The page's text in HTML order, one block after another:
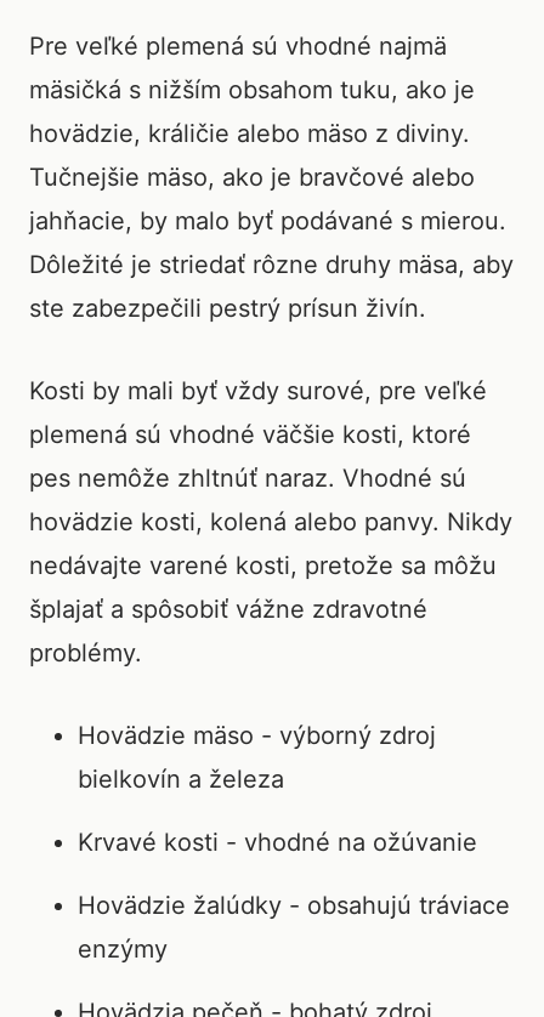
Pre veľké plemená sú vhodné najmä
mäsičká s nižším obsahom tuku, ako je
hovädzie, králičie alebo mäso z diviny.
Tučnejšie mäso, ako je bravčové alebo
jahňacie, by malo byť podávané s mierou.
Dôležité je striedať rôzne druhy mäsa, aby
ste zabezpečili pestrý prísun živín.
Kosti by mali byť vždy surové, pre veľké
plemená sú vhodné väčšie kosti, ktoré
pes nemôže zhltnúť naraz. Vhodné sú
hovädzie kosti, kolená alebo panvy. Nikdy
nedávajte varené kosti, pretože sa môžu
šplajať a spôsobiť vážne zdravotné
problémy.
Hovädzie mäso - výborný zdroj
bielkovín a železa
Krvavé kosti - vhodné na ožúvanie
Hovädzie žalúdky - obsahujú tráviace
enzýmy